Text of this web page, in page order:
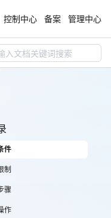
贴重磅
控制中心 备案 管理中心
件
制
骤
作